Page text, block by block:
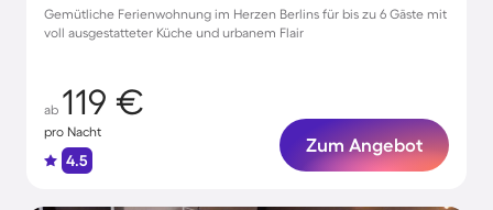
Gemütliche Ferienwohnung im Herzen Berlins für bis zu 6 Gäste mit
voll ausgestatteter Küche und urbanem Flair
ab 119 €
pro Nacht
4.5
Zum Angebot